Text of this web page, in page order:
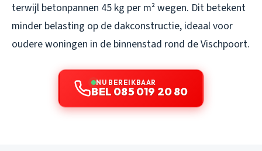
terwijl betonpannen 45 kg per m² wegen. Dit betekent
minder belasting op de dakconstructie, ideaal voor
oudere woningen in de binnenstad rond de Vischpoort.
NU BEREIKBAAR
BEL 085 019 20 80